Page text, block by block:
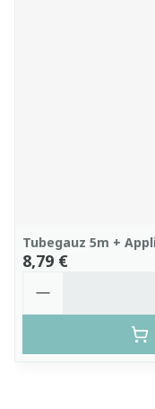
Tubegauz 5m +
8,79 €